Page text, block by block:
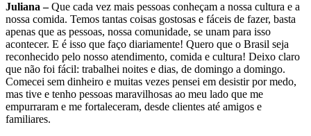
Juliana –Que cada vez mais pessoas conheçam a nossa cultura e a
nossa comida. Temos tantas coisas gostosas e fáceis de fazer, basta
apenas que as pessoas, nossa comunidade, se unam para isso
acontecer. E é isso que faço diariamente! Quero que o Brasil seja
reconhecido pelo nosso atendimento, comida e cultura! Deixo claro
que não foi fácil: trabalhei noites e dias, de domingo a domingo.
Comecei sem dinheiro e muitas vezes pensei em desistir por medo,
mas tive e tenho pessoas maravilhosas ao meu lado que me
empurraram e me fortaleceram, desde clientes até amigos e
familiares.